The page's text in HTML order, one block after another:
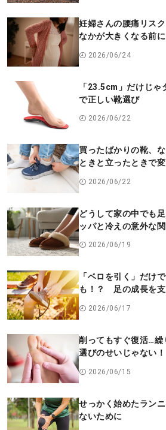
妊婦さんの腰痛リス
なかが大きくなる前
2026/06/24
「23.5cm」だけじ
で正しい靴選び
2026/06/22
買ったばかりの靴、
ときと立ったときで
2026/06/22
どうして家の中でも
ッパと冷えの意外な
2026/06/19
「ベロを引く」だけ
も！？ 足の成長を支
2026/06/17
削ってもすぐ復活…繰
選びのせいじゃない！
2026/06/15
せっかく始めたラン
ないために